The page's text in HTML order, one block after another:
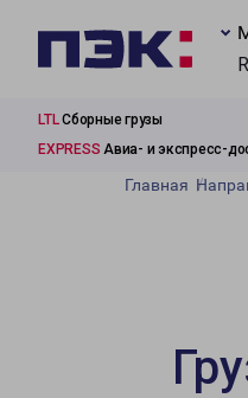
LTLСборные грузы
EXPRESS Авиа- и экспресс-
Главная